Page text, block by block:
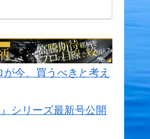
今、買うべきと考え
シリーズ最新号公開